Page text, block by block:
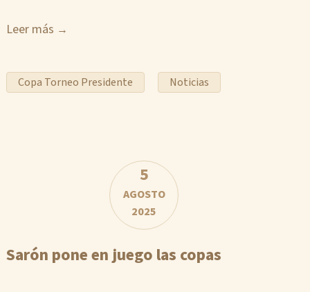
Leer más
Copa Torneo Presidente Noticias
5
AGOSTO
2025
Sarón pone en juego las copas